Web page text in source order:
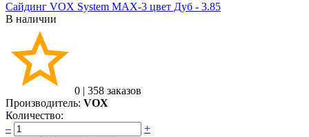
Сайдинг VOX System МАХ-3 цвет Дуб - 3.85
В наличии
0 | 358 заказов
Производитель: VOX
Количество:
–
+